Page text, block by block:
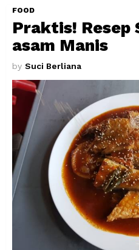
FOOD
Praktis! Resep
asam Manis
by Suci Berliana